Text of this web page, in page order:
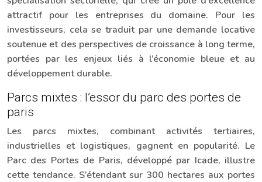
attractif pour les entreprises du domaine. Pour les
investisseurs, cela se traduit par une demande locative
soutenue et des perspectives de croissance à long terme,
portées par les enjeux liés à l’économie bleue et au
développement durable.
Parcs mixtes : l’essor du parc des portes de
paris
Les parcs mixtes, combinant activités tertiaires,
industrielles et logistiques, gagnent en popularité. Le
Parc des Portes de Paris, développé par Icade, illustre
cette tendance. S’étendant sur 300 hectares aux portes